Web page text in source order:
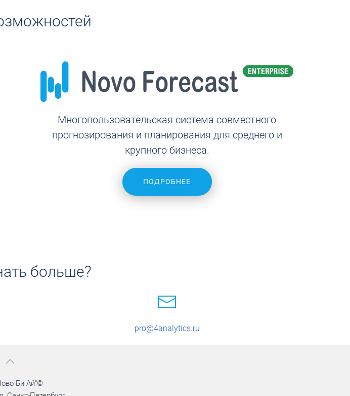
Многопользовательская система совместного
прогнозирования и планирования для среднего и
крупного бизнеса.
ПОДРОБНЕЕ
больше?
pro@4analytics.ru
Би Ай"©